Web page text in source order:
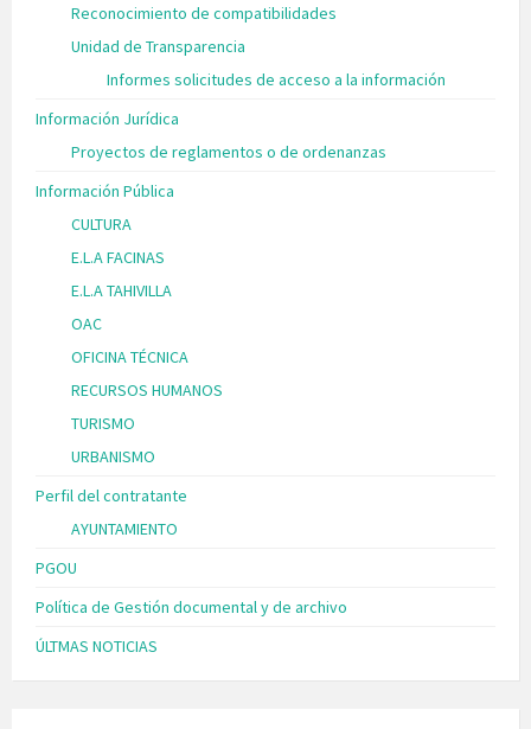
Reconocimiento de compatibilidades
Unidad de Transparencia
Informes solicitudes de acceso a la información
Información Jurídica
Proyectos de reglamentos o de ordenanzas
Información Pública
CULTURA
E.L.A FACINAS
E.L.A TAHIVILLA
OAC
OFICINA TÉCNICA
RECURSOS HUMANOS
TURISMO
URBANISMO
Perfil del contratante
AYUNTAMIENTO
PGOU
Política de Gestión documental y de archivo
ÚLTMAS NOTICIAS